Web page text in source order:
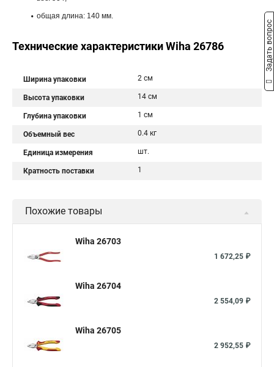
общая длина: 140 мм.
Технические характеристики Wiha 26786
Ширина упаковки 2 см
Высота упаковки 14 см
Глубина упаковки 1 см
Объемный вес 0.4 кг
Единица измерения шт.
Кратность поставки 1
Похожие товары
Wiha 26703
1 672,25 ₽
Wiha 26704
2 554,09 ₽
Wiha 26705
2 952,55 ₽
Задать вопрос